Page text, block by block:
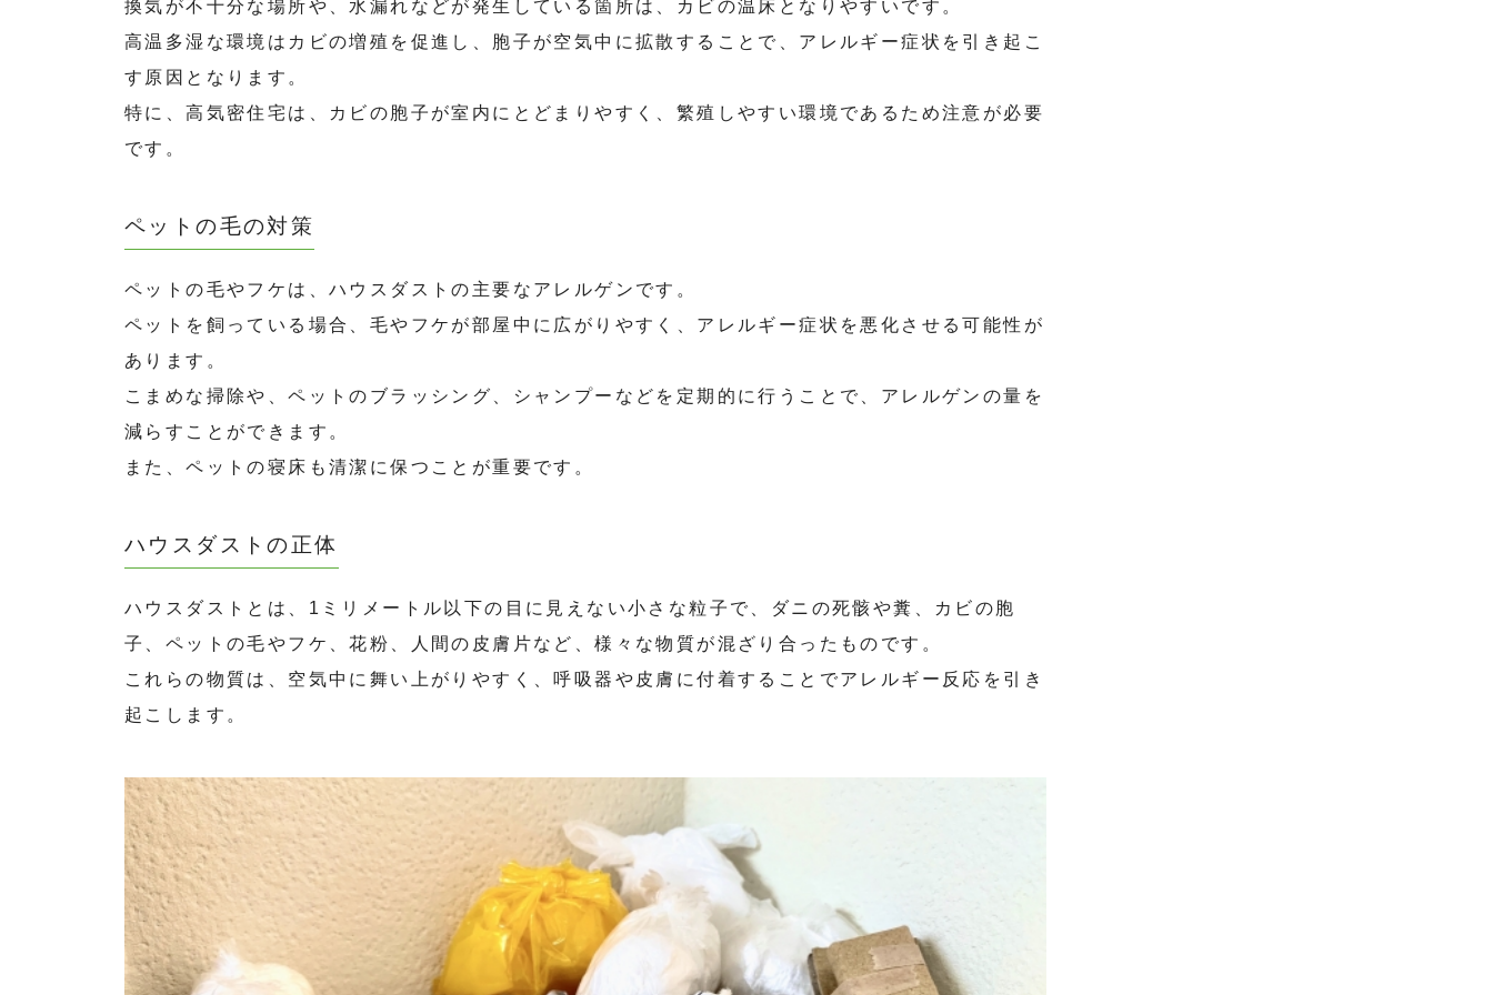
換気が不十分な場所や、水漏れなどが発生している箇所は、カビの温床となりやすいです。
高温多湿な環境はカビの増殖を促進し、胞子が空気中に拡散することで、アレルギー症状を引き起こ
す原因となります。
特に、高気密住宅は、カビの胞子が室内にとどまりやすく、繁殖しやすい環境であるため注意が必要
です。
ペットの毛の対策
ペットの毛やフケは、ハウスダストの主要なアレルゲンです。
ペットを飼っている場合、毛やフケが部屋中に広がりやすく、アレルギー症状を悪化させる可能性が
あります。
こまめな掃除や、ペットのブラッシング、シャンプーなどを定期的に行うことで、アレルゲンの量を
減らすことができます。
また、ペットの寝床も清潔に保つことが重要です。
ハウスダストの正体
ハウスダストとは、1ミリメートル以下の目に見えない小さな粒子で、ダニの死骸や糞、カビの胞
子、ペットの毛やフケ、花粉、人間の皮膚片など、様々な物質が混ざり合ったものです。
これらの物質は、空気中に舞い上がりやすく、呼吸器や皮膚に付着することでアレルギー反応を引き
起こします。